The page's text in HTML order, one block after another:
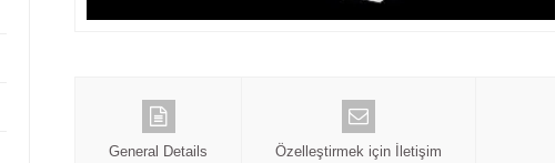
General Details Özelleştirmek için İletişim